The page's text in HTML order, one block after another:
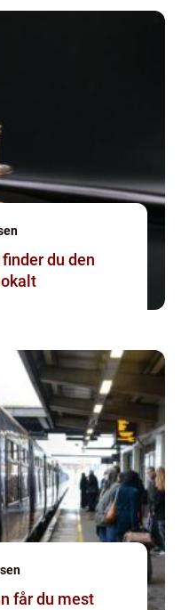
får du mest